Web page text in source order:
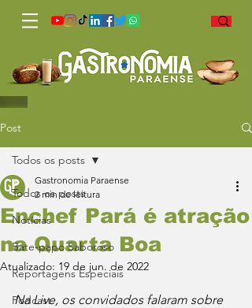
Post
Todos os posts
Notícias
Bate-papo Saboroso
Reportagens Especiais
Podcast
Todos os posts
Enchef Pará é atração
na Quarta Boa
Gastronomia Paraense
2 min de leitura
Atualizado: 19 de jun. de 2022
Na Live, os convidados falaram sobre